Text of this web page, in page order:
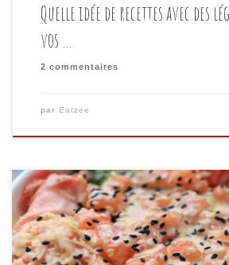
Quelle idée de recettes avec des
vos …
2 commentaires
par Eatzee
Introduction Déjà abordé dans
précédent, lorsqu’il s’agit de
peut parfois être difficile de trouver